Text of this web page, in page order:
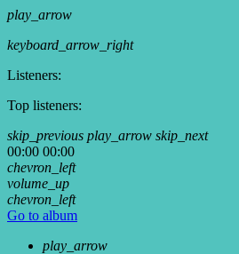
play_arrow
keyboard_arrow_right
Listeners:
Top listeners:
skip_previous play_arrow skip_next
00:00 00:00
chevron_left
volume_up
chevron_left
Go to album
play_arrow